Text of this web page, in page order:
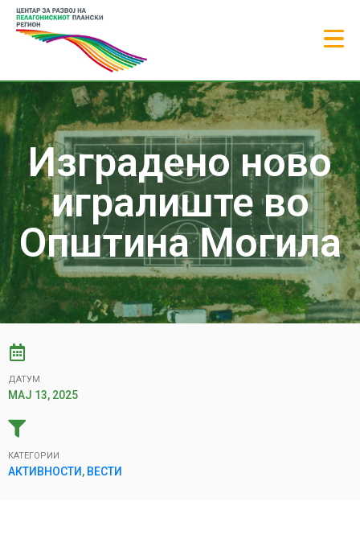
Изградено ново
игралиште во
Општина Могила
ДАТУМ
МАЈ 13, 2025
КАТЕГОРИИ
АКТИВНОСТИ , ВЕСТИ